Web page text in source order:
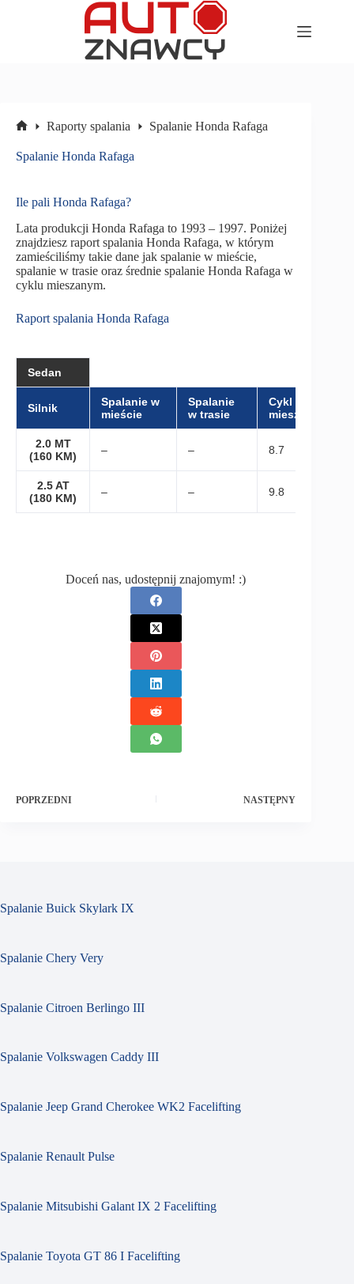
główna
Raporty spalania Spalanie Honda Rafaga
Spalanie Honda Rafaga
Ile pali Honda Rafaga?
Lata produkcji Honda Rafaga to 1993 – 1997. Poniżej
znajdziesz raport spalania Honda Rafaga, w którym
zamieściliśmy takie dane jak spalanie w mieście,
spalanie w trasie oraz średnie spalanie Honda Rafaga w
cyklu mieszanym.
Raport spalania Honda Rafaga
Sedan
Silnik
Spalanie w
mieście
Spalanie
w trasie
Cykl
mieszany
2.0 MT
(160 KM)
– – 8.7
2.5 AT
(180 KM)
– – 9.8
Doceń nas, udostępnij znajomym! :)
POPRZEDNI NASTĘPNY
Spalanie Buick Skylark IX
Spalanie Chery Very
Spalanie Citroen Berlingo III
Spalanie Volkswagen Caddy III
Spalanie Jeep Grand Cherokee WK2 Facelifting
Spalanie Renault Pulse
Spalanie Mitsubishi Galant IX 2 Facelifting
Spalanie Toyota GT 86 I Facelifting